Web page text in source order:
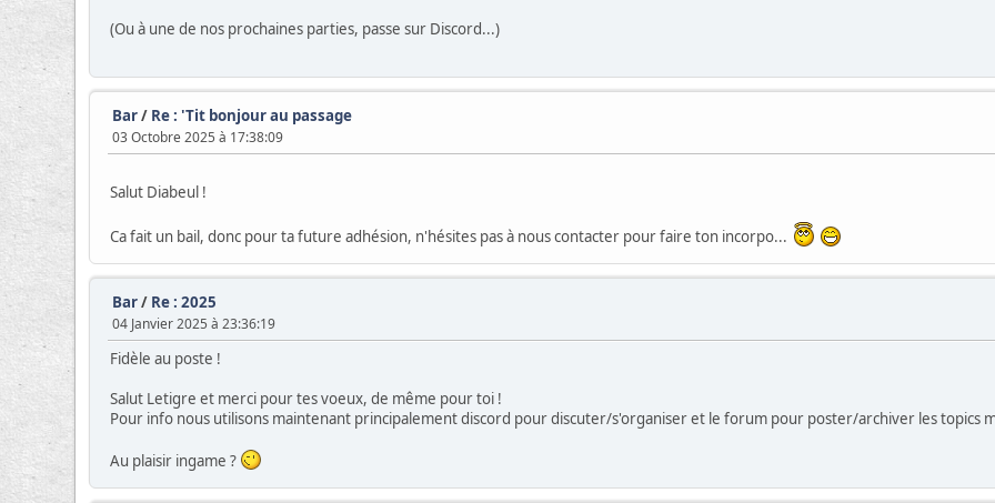
(Ou à une de nos prochaines parties, passe sur Discord...)
Bar/ Re : 'Tit bonjour au passage
03 Octobre 2025 à 17:38:09
Salut Diabeul !
Ca fait un bail, donc pour ta future adhésion, n'hésites pas à nous contacter pour faire ton incorpo...
Bar/ Re : 2025
04 Janvier 2025 à 23:36:19
Fidèle au poste !
Salut Letigre et merci pour tes voeux, de même pour toi !
Pour info nous utilisons maintenant principalement discord pour discuter/s'organiser et le forum pour poster/archiver les topics
Au plaisir ingame ?